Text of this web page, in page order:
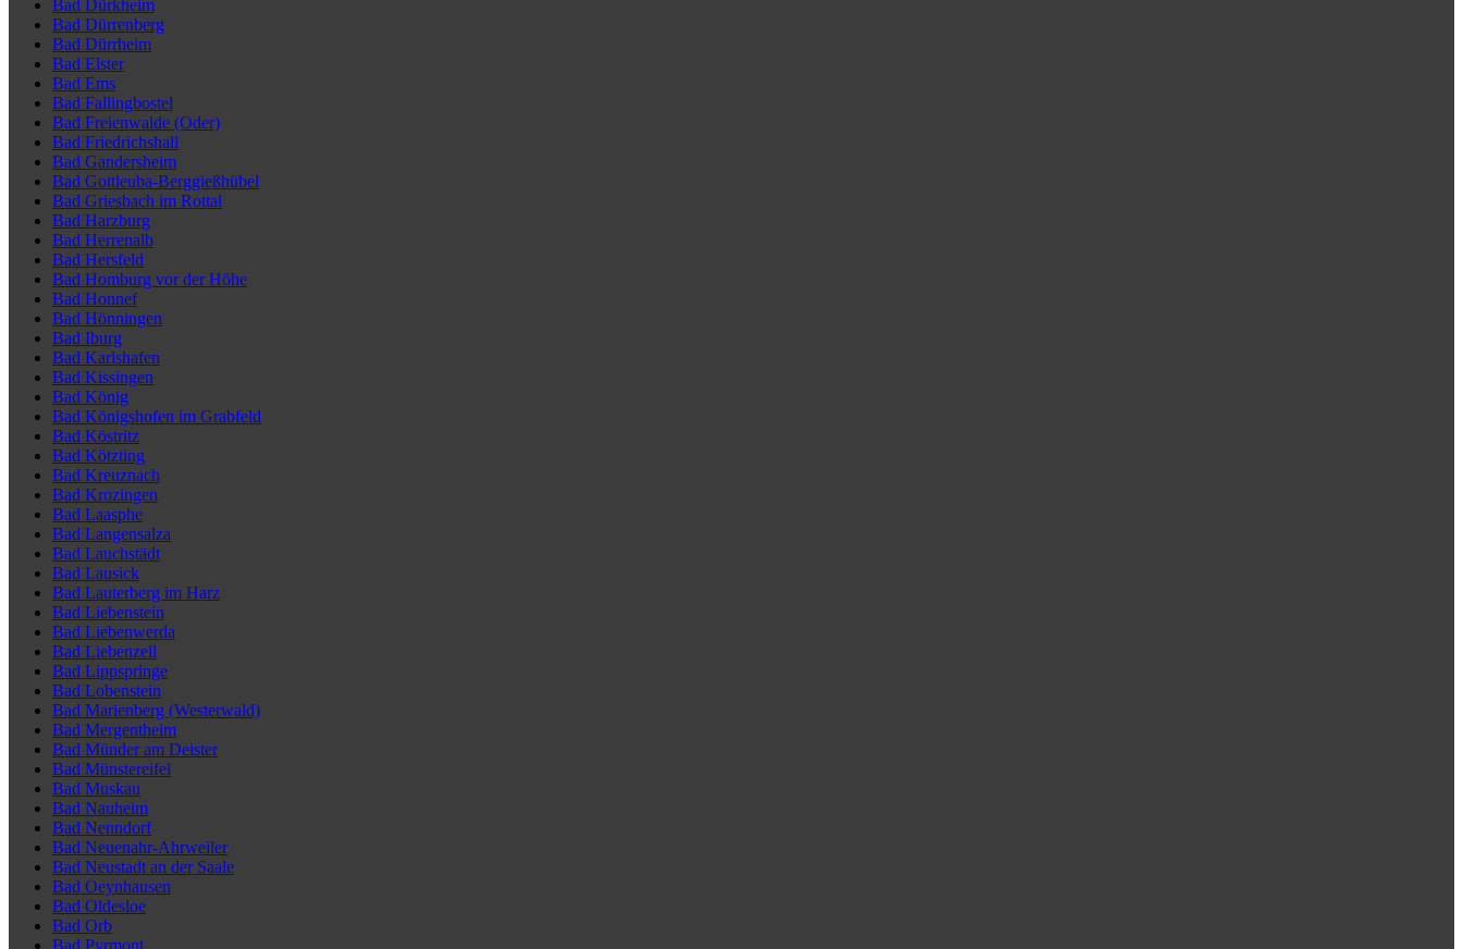
Bad Dürkheim
Bad Dürrenberg
Bad Dürrheim
Bad Elster
Bad Ems
Bad Fallingbostel
Bad Freienwalde (Oder)
Bad Friedrichshall
Bad Gandersheim
Bad Gottleuba-Berggießhübel
Bad Griesbach im Rottal
Bad Harzburg
Bad Herrenalb
Bad Hersfeld
Bad Homburg vor der Höhe
Bad Honnef
Bad Hönningen
Bad Iburg
Bad Karlshafen
Bad Kissingen
Bad König
Bad Königshofen im Grabfeld
Bad Köstritz
Bad Kötzting
Bad Kreuznach
Bad Krozingen
Bad Laasphe
Bad Langensalza
Bad Lauchstädt
Bad Lausick
Bad Lauterberg im Harz
Bad Liebenstein
Bad Liebenwerda
Bad Liebenzell
Bad Lippspringe
Bad Lobenstein
Bad Marienberg (Westerwald)
Bad Mergentheim
Bad Münder am Deister
Bad Münstereifel
Bad Muskau
Bad Nauheim
Bad Nenndorf
Bad Neuenahr-Ahrweiler
Bad Neustadt an der Saale
Bad Oeynhausen
Bad Oldesloe
Bad Orb